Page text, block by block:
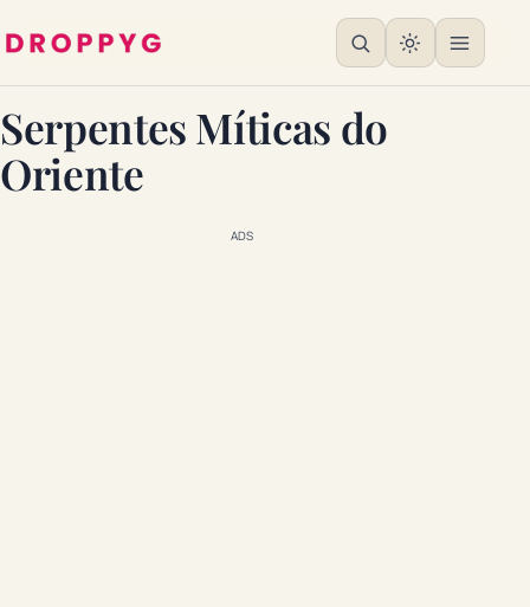
Serpentes Míticas do
Oriente
ADS